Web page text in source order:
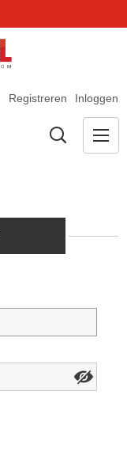
Registreren Inloggen